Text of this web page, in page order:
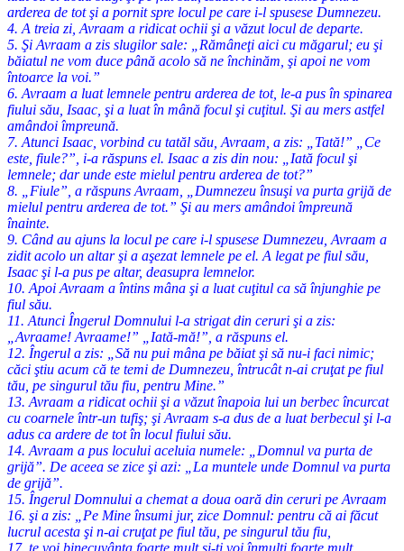
arderea de tot şi a pornit spre locul pe care i-l spusese Dumnezeu.
4. A treia zi, Avraam a ridicat ochii şi a văzut locul de departe.
5. Şi Avraam a zis slugilor sale: „Rămâneţi aici cu măgarul; eu şi
băiatul ne vom duce până acolo să ne închinăm, şi apoi ne vom
întoarce la voi.”
6. Avraam a luat lemnele pentru arderea de tot, le-a pus în spinarea
fiului său, Isaac, şi a luat în mână focul şi cuţitul. Şi au mers astfel
amândoi împreună.
7. Atunci Isaac, vorbind cu tatăl său, Avraam, a zis: „Tată!” „Ce
este, fiule?”, i-a răspuns el. Isaac a zis din nou: „Iată focul şi
lemnele; dar unde este mielul pentru arderea de tot?”
8. „Fiule”, a răspuns Avraam, „Dumnezeu însuşi va purta grijă de
mielul pentru arderea de tot.” Şi au mers amândoi împreună
înainte.
9. Când au ajuns la locul pe care i-l spusese Dumnezeu, Avraam a
zidit acolo un altar şi a aşezat lemnele pe el. A legat pe fiul său,
Isaac şi l-a pus pe altar, deasupra lemnelor.
10. Apoi Avraam a întins mâna şi a luat cuţitul ca să înjunghie pe
fiul său.
11. Atunci Îngerul Domnului l-a strigat din ceruri şi a zis:
„Avraame! Avraame!” „Iată-mă!”, a răspuns el.
12. Îngerul a zis: „Să nu pui mâna pe băiat şi să nu-i faci nimic;
căci ştiu acum că te temi de Dumnezeu, întrucât n-ai cruţat pe fiul
tău, pe singurul tău fiu, pentru Mine.”
13. Avraam a ridicat ochii şi a văzut înapoia lui un berbec încurcat
cu coarnele într-un tufiş; şi Avraam s-a dus de a luat berbecul şi l-a
adus ca ardere de tot în locul fiului său.
14. Avraam a pus locului aceluia numele: „Domnul va purta de
grijă”. De aceea se zice şi azi: „La muntele unde Domnul va purta
de grijă”.
15. Îngerul Domnului a chemat a doua oară din ceruri pe Avraam
16. şi a zis: „Pe Mine însumi jur, zice Domnul: pentru că ai făcut
lucrul acesta şi n-ai cruţat pe fiul tău, pe singurul tău fiu,
17. te voi binecuvânta foarte mult şi-ţi voi înmulţi foarte mult